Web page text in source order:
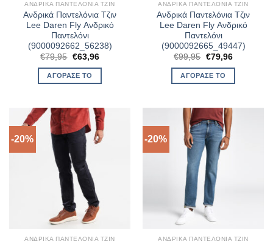
ΑΝΔΡΙΚΆ ΠΑΝΤΕΛΌΝΙΑ ΤΖΙΝ
Ανδρικά Παντελόνια Τζιν
Lee Daren Fly Ανδρικό
Παντελόνι
(9000092662_56238)
€79,95 Original
was:
€79,95.
€63,96Η
ΑΓΌΡΑΣΈ ΤΟ
ΑΝΔΡΙΚΆ ΠΑΝΤΕΛΌΝΙΑ ΤΖΙΝ
Ανδρικά Παντελόνια Τζιν
Lee Daren Fly Ανδρικό
Παντελόνι
(9000092665_49447)
€99,95 Original
was:
€99,95.
€79,96Η
ΑΓΌΡΑΣΈ ΤΟ
-20%
ΑΝΔΡΙΚΆ ΠΑΝΤΕΛΌΝΙΑ ΤΖΙΝ
-20%
ΑΝΔΡΙΚΆ ΠΑΝΤΕΛΌΝΙΑ ΤΖΙΝ